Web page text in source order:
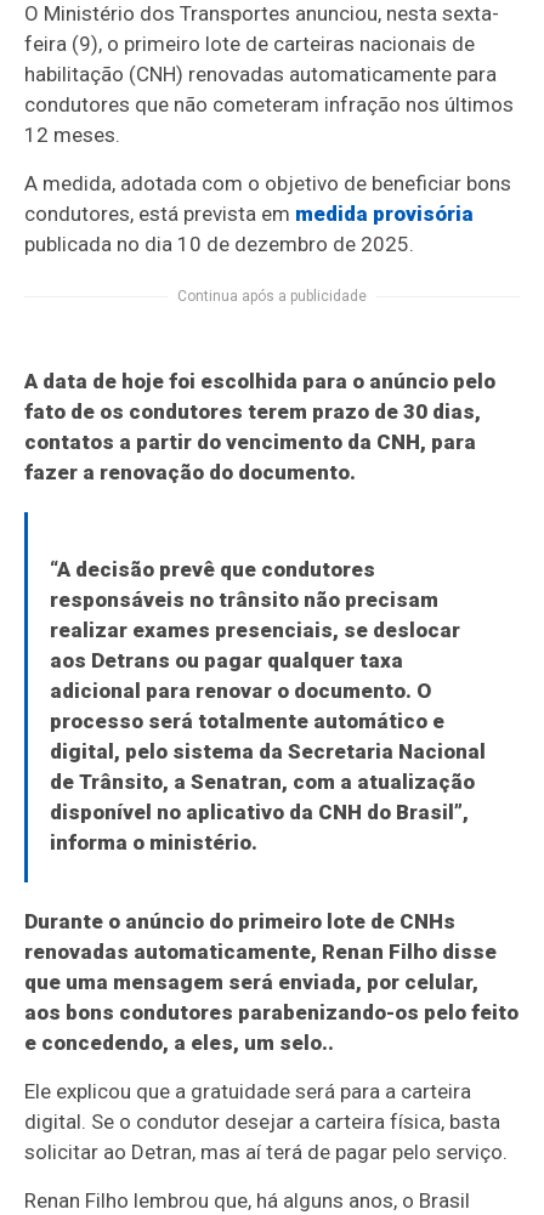
O Ministério dos Transportes anunciou, nesta sexta-
feira (9), o primeiro lote de carteiras nacionais de
habilitação (CNH) renovadas automaticamente para
condutores que não cometeram infração nos últimos
12 meses.
A medida, adotada com o objetivo de beneficiar bons
condutores, está prevista em medida provisória
publicada no dia 10 de dezembro de 2025.
Continua após a publicidade
A data de hoje foi escolhida para o anúncio pelo
fato de os condutores terem prazo de 30 dias,
contatos a partir do vencimento da CNH, para
fazer a renovação do documento.
“A decisão prevê que condutores
responsáveis no trânsito não precisam
realizar exames presenciais, se deslocar
aos Detrans ou pagar qualquer taxa
adicional para renovar o documento. O
processo será totalmente automático e
digital, pelo sistema da Secretaria Nacional
de Trânsito, a Senatran, com a atualização
disponível no aplicativo da CNH do Brasil”,
informa o ministério.
Durante o anúncio do primeiro lote de CNHs
renovadas automaticamente, Renan Filho disse
que uma mensagem será enviada, por celular,
aos bons condutores parabenizando-os pelo feito
e concedendo, a eles, um selo..
Ele explicou que a gratuidade será para a carteira
digital. Se o condutor desejar a carteira física, basta
solicitar ao Detran, mas aí terá de pagar pelo serviço.
Renan Filho lembrou que, há alguns anos, o Brasil